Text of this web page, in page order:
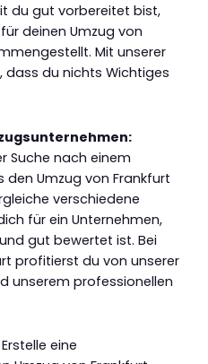
du gut vorbereitet bist,
deinen Umzug von
Mit unserer
dass du nichts Wichtiges
Suche nach einem
Umzug von Frankfurt
verschiedene
für ein Unternehmen,
gut bewertet ist. Bei
profitierst du von unserer
unserem professionellen
Erstelle eine